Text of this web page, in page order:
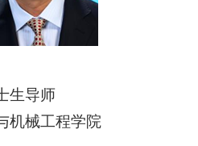
生导师
机械工程学院